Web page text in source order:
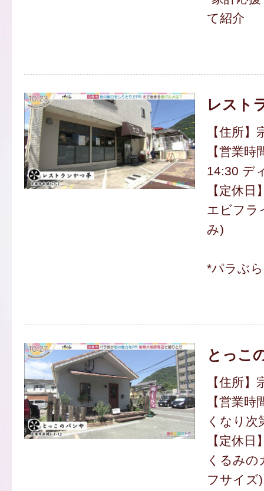
て紹介
レスト
【住所
【営業
14:30 デ
【定休日
エビフラ
み)
*パラぶ
とっこ
【住所
【営業
くなり次
【定休日
くるみの
フサイズ